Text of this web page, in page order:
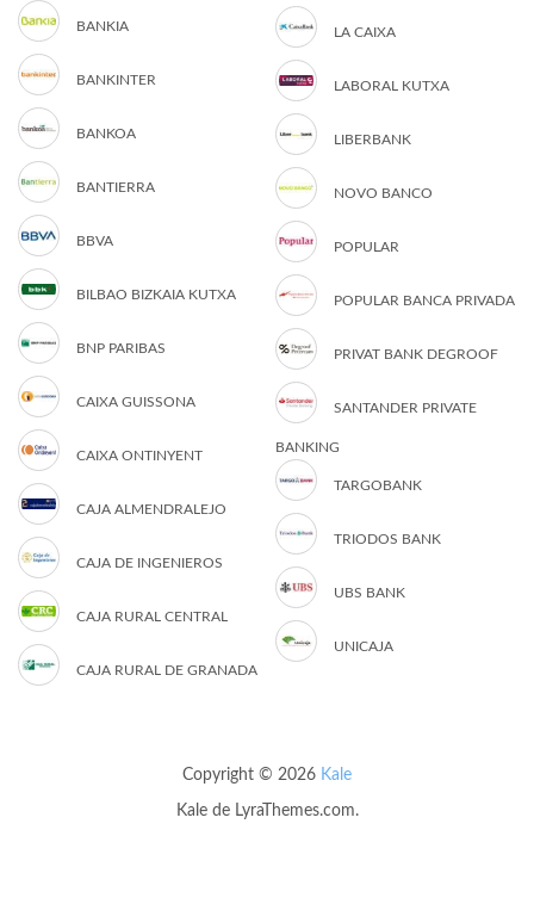
BANKIA
BANKINTER
BANKOA
BANTIERRA
BBVA
BILBAO BIZKAIA KUTXA
BNP PARIBAS
CAIXA GUISSONA
CAIXA ONTINYENT
CAJA ALMENDRALEJO
CAJA DE INGENIEROS
CAJA RURAL CENTRAL
CAJA RURAL DE GRANADA
LA CAIXA
LABORAL KUTXA
LIBERBANK
NOVO BANCO
POPULAR
POPULAR BANCA PRIVADA
PRIVAT BANK DEGROOF
SANTANDER PRIVATE
BANKING
TARGOBANK
TRIODOS BANK
UBS BANK
UNICAJA
Copyright © 2026 Kale
Kalede LyraThemes.com.